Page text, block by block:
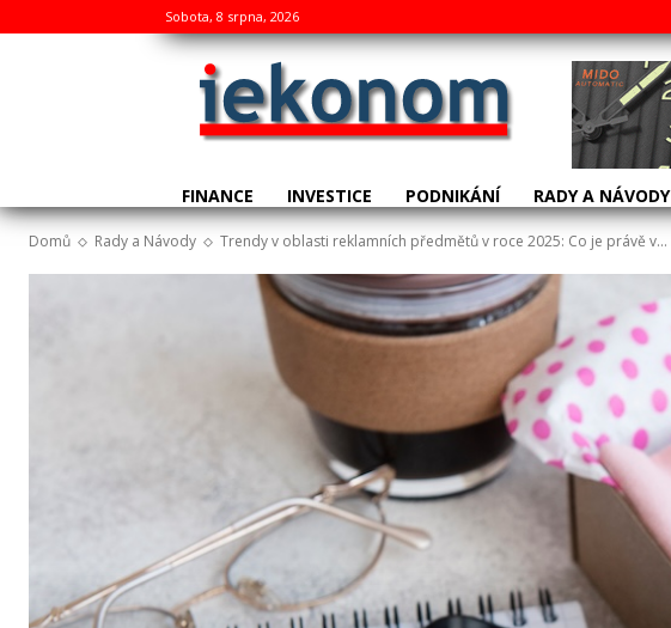
Sobota, 8 srpna, 2026
FINANCE INVESTICE PODNIKÁNÍ RADY A NÁVODY
Domů Rady a Návody Trendy v oblasti reklamních předmětů v roce 2025: Co je právě v...